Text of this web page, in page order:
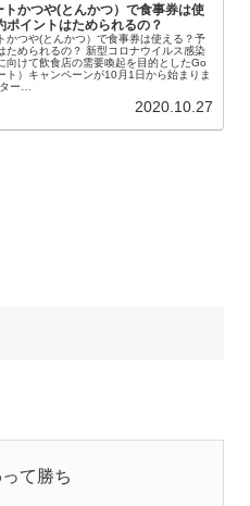
トかつや(とんかつ）で食事券は使
ポイントはためられるの？
かつや(とんかつ）で食事券は使える？予
ためられるの？ 新型コロナウイルス感染
向けて飲食店の需要喚起を目的としたGo
ト）キャンペーンが10月1日から始まりま
ー…
2020.10.27
て勝ち